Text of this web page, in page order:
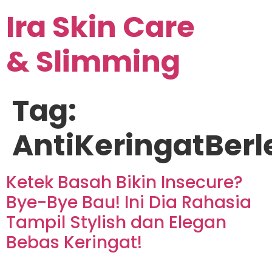
Ira Skin Care
& Slimming
Tag:
Ketek Basah Bikin Insecure?
Bye-Bye Bau! Ini Dia Rahasia
Tampil Stylish dan Elegan
Bebas Keringat!